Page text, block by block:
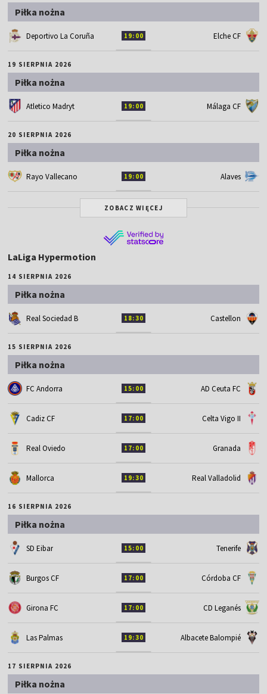
Piłka nożna
Deportivo La Coruña 19:00 Elche CF
19 SIERPNIA 2026
Piłka nożna
Atletico Madryt 19:00 Málaga CF
20 SIERPNIA 2026
Piłka nożna
Rayo Vallecano 19:00 Alaves
ZOBACZ WIĘCEJ
LaLiga Hypermotion
14 SIERPNIA 2026
Piłka nożna
Real Sociedad B 18:30 Castellon
15 SIERPNIA 2026
Piłka nożna
FC Andorra 15:00 AD Ceuta FC
Cadiz CF 17:00 Celta Vigo II
Real Oviedo 17:00 Granada
Mallorca 19:30 Real Valladolid
16 SIERPNIA 2026
Piłka nożna
SD Eibar 15:00 Tenerife
Burgos CF 17:00 Córdoba CF
Girona FC 17:00 CD Leganés
Las Palmas 19:30 Albacete Balompié
17 SIERPNIA 2026
Piłka nożna